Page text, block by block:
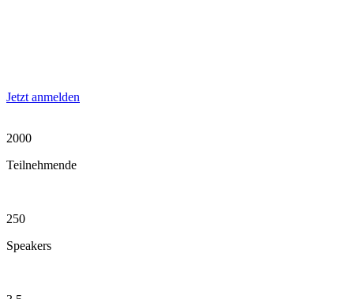
Jetzt anmelden
2000
Teilnehmende
250
Speakers